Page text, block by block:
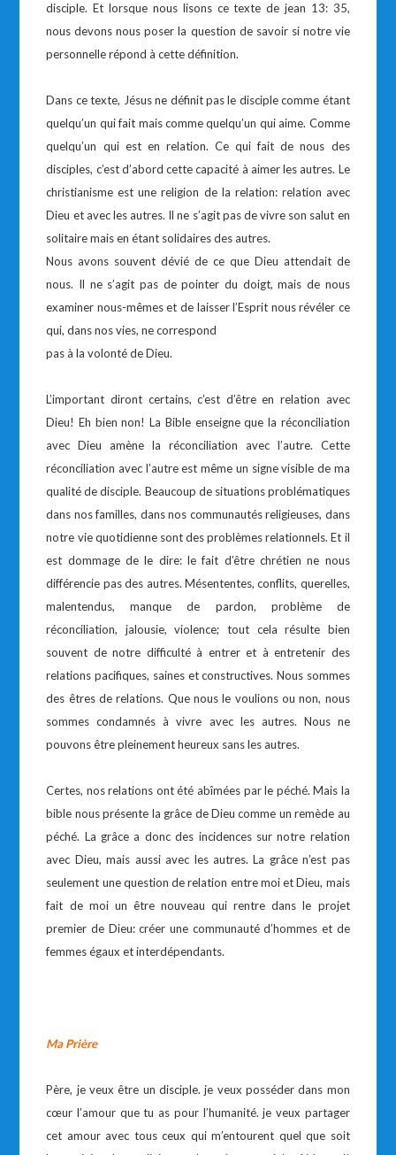
disciple. Et lorsque nous lisons ce texte de jean 13: 35,
nous devons nous poser la question de savoir si notre vie
personnelle répond à cette définition.
Dans ce texte, Jésus ne définit pas le disciple comme étant
quelqu’un qui fait mais comme quelqu’un qui aime. Comme
quelqu’un qui est en relation. Ce qui fait de nous des
disciples, c’est d’abord cette capacité à aimer les autres. Le
christianisme est une religion de la relation: relation avec
Dieu et avec les autres. Il ne s’agit pas de vivre son salut en
solitaire mais en étant solidaires des autres.
Nous avons souvent dévié de ce que Dieu attendait de
nous. Il ne s’agit pas de pointer du doigt, mais de nous
examiner nous-mêmes et de laisser l’Esprit nous révéler ce
qui, dans nos vies, ne correspond
pas à la volonté de Dieu.
L’important diront certains, c’est d’être en relation avec
Dieu! Eh bien non! La Bible enseigne que la réconciliation
avec Dieu amène la réconciliation avec l’autre. Cette
réconciliation avec l’autre est même un signe visible de ma
qualité de disciple. Beaucoup de situations problématiques
dans nos familles, dans nos communautés religieuses, dans
notre vie quotidienne sont des problèmes relationnels. Et il
est dommage de le dire: le fait d’être chrétien ne nous
différencie pas des autres. Mésententes, conflits, querelles,
malentendus, manque de pardon, problème de
réconciliation, jalousie, violence; tout cela résulte bien
souvent de notre difficulté à entrer et à entretenir des
relations pacifiques, saines et constructives. Nous sommes
des êtres de relations. Que nous le voulions ou non, nous
sommes condamnés à vivre avec les autres. Nous ne
pouvons être pleinement heureux sans les autres.
Certes, nos relations ont été abîmées par le péché. Mais la
bible nous présente la grâce de Dieu comme un remède au
péché. La grâce a donc des incidences sur notre relation
avec Dieu, mais aussi avec les autres. La grâce n’est pas
seulement une question de relation entre moi et Dieu, mais
fait de moi un être nouveau qui rentre dans le projet
premier de Dieu: créer une communauté d’hommes et de
femmes égaux et interdépendants.
Ma Prière
Père, je veux être un disciple. je veux posséder dans mon
cœur l’amour que tu as pour l’humanité. je veux partager
cet amour avec tous ceux qui m’entourent quel que soit